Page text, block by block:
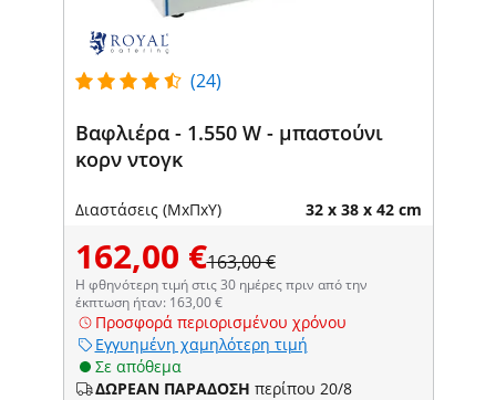
(24)
Βαφλιέρα - 1.550 W - μπαστούνι
κορν ντογκ
Διαστάσεις (ΜxΠxΥ) 32 x 38 x 42 cm
162,00 €163,00 €
Η φθηνότερη τιμή στις 30 ημέρες πριν από την
έκπτωση ήταν: 163,00 €
Προσφορά περιορισμένου χρόνου
Εγγυημένη χαμηλότερη τιμή
Σε απόθεμα
ΔΩΡΕΑΝ ΠΑΡΑΔΟΣΗ περίπου 20/8